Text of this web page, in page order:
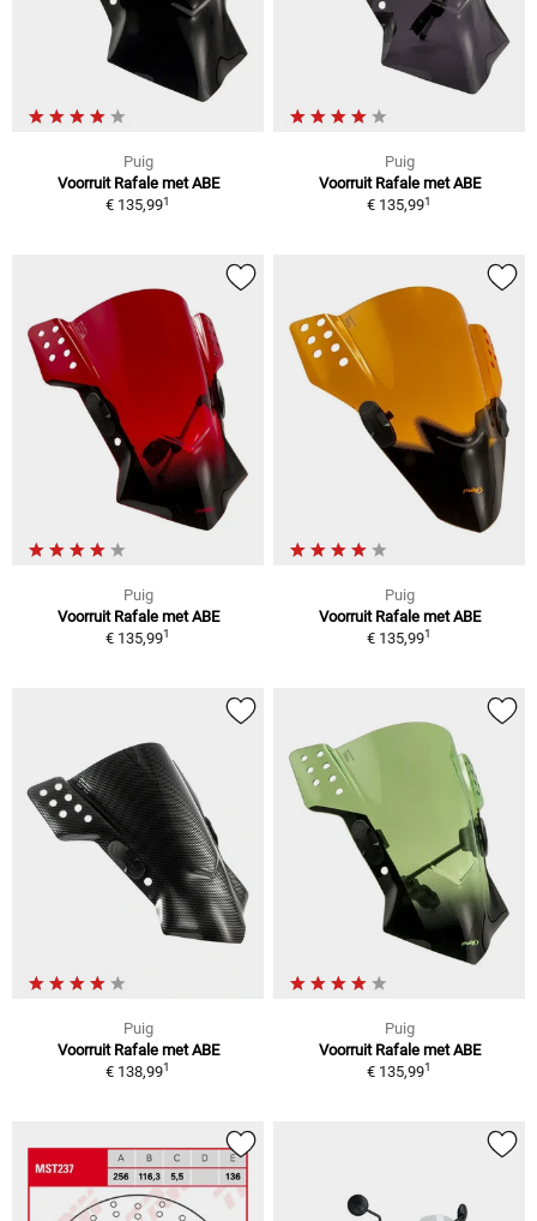
Puig
Voorruit Rafale met ABE
€ 135,991
Puig
Voorruit Rafale met ABE
€ 135,991
Puig
Voorruit Rafale met ABE
€ 135,991
Puig
Voorruit Rafale met ABE
€ 135,991
Puig
Voorruit Rafale met ABE
€ 138,991
Puig
Voorruit Rafale met ABE
€ 135,991